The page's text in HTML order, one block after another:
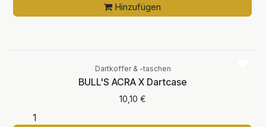
Hinzufügen
Dartkoffer & -taschen
BULL'S ACRA X Dartcase
10,10 €